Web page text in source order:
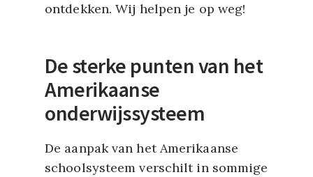
ontdekken. Wij helpen je op weg!
De sterke punten van het
Amerikaanse
onderwijssysteem
De aanpak van het Amerikaanse
schoolsysteem verschilt in sommige